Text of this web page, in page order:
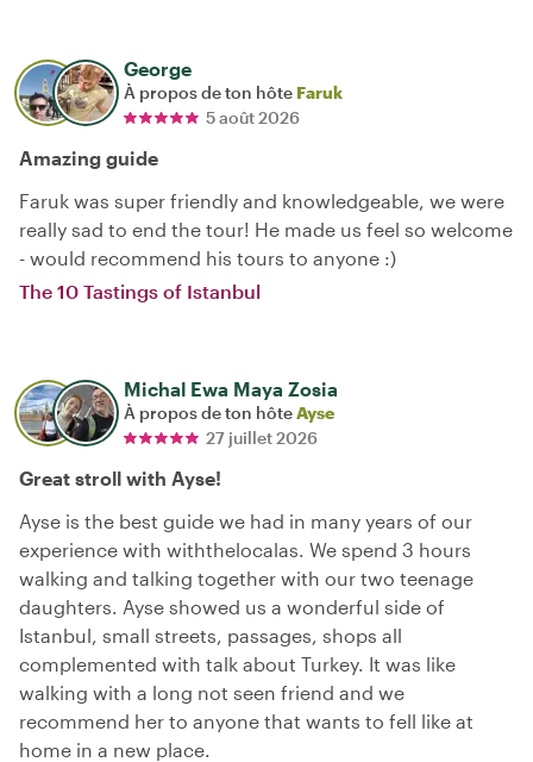
George
À propos de ton hôte Faruk
5 août 2026
Amazing guide
Faruk was super friendly and knowledgeable, we were
really sad to end the tour! He made us feel so welcome
- would recommend his tours to anyone :)
The 10 Tastings of Istanbul
Michal Ewa Maya Zosia
À propos de ton hôteAyse
27 juillet 2026
Great stroll with Ayse!
Ayse is the best guide we had in many years of our
experience with withthelocalas. We spend 3 hours
walking and talking together with our two teenage
daughters. Ayse showed us a wonderful side of
Istanbul, small streets, passages, shops all
complemented with talk about Turkey. It was like
walking with a long not seen friend and we
recommend her to anyone that wants to fell like at
home in a new place.